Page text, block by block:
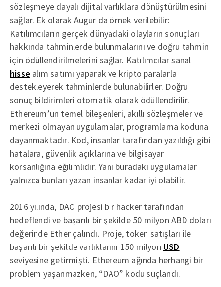
sözleşmeye dayalı dijital varlıklara dönüştürülmesini
sağlar. Ek olarak Augur da örnek verilebilir:
Katılımcıların gerçek dünyadaki olayların sonuçları
hakkında tahminlerde bulunmalarını ve doğru tahmin
için ödüllendirilmelerini sağlar. Katılımcılar sanal
hisse alım satımı yaparak ve kripto paralarla
destekleyerek tahminlerde bulunabilirler. Doğru
sonuç bildirimleri otomatik olarak ödüllendirilir.
Ethereum’un temel bileşenleri, akıllı sözleşmeler ve
merkezi olmayan uygulamalar, programlama koduna
dayanmaktadır. Kod, insanlar tarafından yazıldığı gibi
hatalara, güvenlik açıklarına ve bilgisayar
korsanlığına eğilimlidir. Yani buradaki uygulamalar
yalnızca bunları yazan insanlar kadar iyi olabilir.
2016 yılında, DAO projesi bir hacker tarafından
hedeflendi ve başarılı bir şekilde 50 milyon ABD doları
değerinde Ether çalındı. Proje, token satışları ile
başarılı bir şekilde varlıklarını 150 milyon USD
seviyesine getirmişti. Ethereum ağında herhangi bir
problem yaşanmazken, “DAO” kodu suçlandı.